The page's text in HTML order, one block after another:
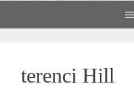
terenci Hill